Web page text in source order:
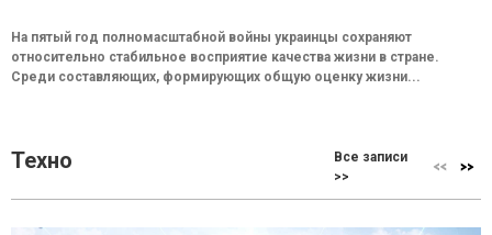
На пятый год полномасштабной войны украинцы сохраняют
относительно стабильное восприятие качества жизни в стране.
Среди составляющих, формирующих общую оценку жизни...
Техно
Все записи
>>